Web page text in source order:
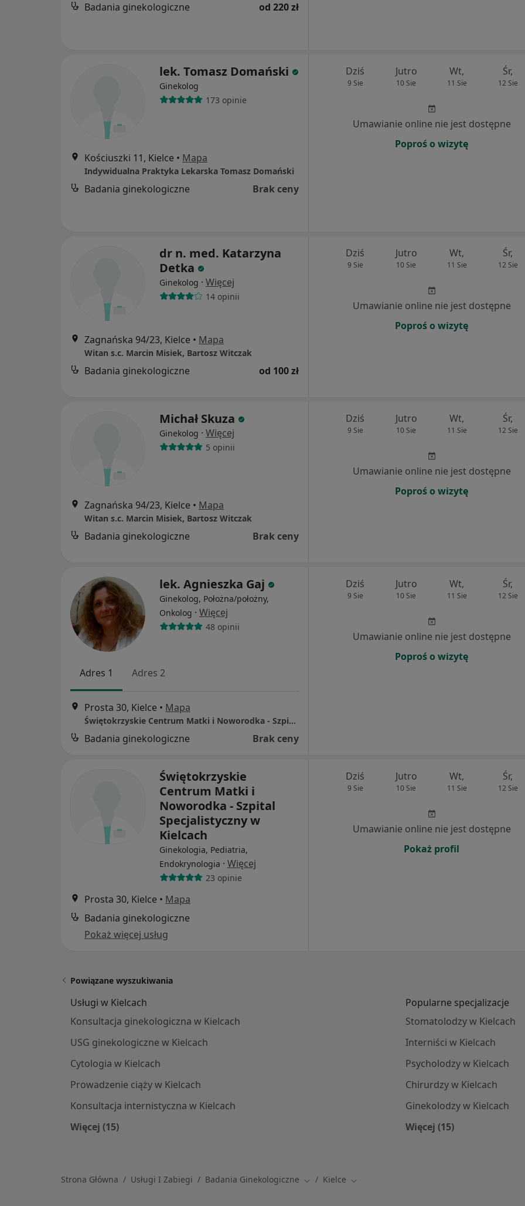
Badania ginekologiczne od 220 zł
lek. Tomasz Domański
Ginekolog
173 opinie
Kościuszki 11, Kielce • Mapa
Indywidualna Praktyka Lekarska Tomasz Domański
Badania ginekologiczne Brak ceny
Dziś
9 Sie
Jutro
10 Sie
Wt,
11 Sie
Śr,
12 Sie
Umawianie online nie jest dostępne
Poproś o wizytę
dr n. med. Katarzyna
Detka
Ginekolog · Więcej
14 opinii
Zagnańska 94/23, Kielce • Mapa
Witan s.c. Marcin Misiek, Bartosz Witczak
Badania ginekologiczne od 100 zł
Dziś
9 Sie
Jutro
10 Sie
Wt,
11 Sie
Śr,
12 Sie
Umawianie online nie jest dostępne
Poproś o wizytę
Michał Skuza
Ginekolog · Więcej
5 opinii
Zagnańska 94/23, Kielce • Mapa
Witan s.c. Marcin Misiek, Bartosz Witczak
Badania ginekologiczne Brak ceny
Dziś
9 Sie
Jutro
10 Sie
Wt,
11 Sie
Śr,
12 Sie
Umawianie online nie jest dostępne
Poproś o wizytę
lek. Agnieszka Gaj
Ginekolog, Położna/położny,
Onkolog · Więcej
48 opinii
Adres 1 Adres 2
Prosta 30, Kielce • Mapa
Świętokrzyskie Centrum Matki i Noworodka - Szpital Specjalistyczny w Kielcach
Badania ginekologiczne Brak ceny
Dziś
9 Sie
Jutro
10 Sie
Wt,
11 Sie
Śr,
12 Sie
Umawianie online nie jest dostępne
Poproś o wizytę
Świętokrzyskie
Centrum Matki i
Noworodka - Szpital
Specjalistyczny w
Kielcach
Ginekologia, Pediatria,
Endokrynologia · Więcej
23 opinie
Prosta 30, Kielce • Mapa
Badania ginekologiczne
Pokaż więcej usług
Dziś
9 Sie
Jutro
10 Sie
Wt,
11 Sie
Śr,
12 Sie
Umawianie online nie jest dostępne
Pokaż profil
Powiązane wyszukiwania
Usługi w Kielcach
Konsultacja ginekologiczna w Kielcach
USG ginekologiczne w Kielcach
Cytologia w Kielcach
Prowadzenie ciąży w Kielcach
Konsultacja internistyczna w Kielcach
Więcej (15)
Popularne specjalizacje
Stomatolodzy w Kielcach
Interniści w Kielcach
Psycholodzy w Kielcach
Chirurdzy w Kielcach
Ginekolodzy w Kielcach
Więcej (15)
Strona Główna Usługi I Zabiegi Badania Ginekologiczne Zmień miasto
Kielce Zmień miasto